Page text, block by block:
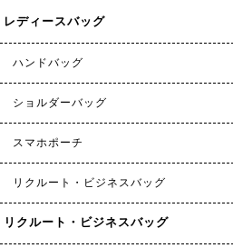
レディースバッグ
ハンドバッグ
ショルダーバッグ
スマホポーチ
リクルート・ビジネスバッグ
リクルート・ビジネスバッグ